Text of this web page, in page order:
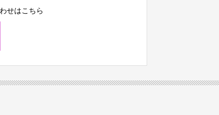
せはこちら